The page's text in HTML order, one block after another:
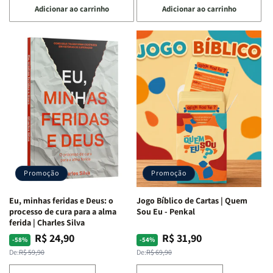
quantidade
de
Devocional
Quarto
de
Guerra
Isabelle
S.
Alves
quantidade
de
Devocional
Quarto
Guerra
Isabelle
S.
Alves
Adicionar ao carrinho
quantidade
de
Eu,
Minhas
Lutas
Internas
e
Deus
|
Identificando
Lutas
Emocionais
e
Espirituais
|
Estela
quantidade
de
Eu,
Minhas
Lutas
Internas
e
Deus
|
Identificando
as
Lutas
Emocionais
e
Espirituais
|
Adicionar ao carrinho
Promoção
Eu, minhas feridas e Deus: o
processo de cura para a alma
ferida | Charles Silva
-58%
Preço
normal
De:R$ 59,90
Preço
promocional
R$ 24,90
Promoção
Jogo Bíblico de Cartas | Quem
Sou Eu - Penkal
-54%
Preço
normal
De:R$ 69,90
Preço
promocional
R$ 31,90